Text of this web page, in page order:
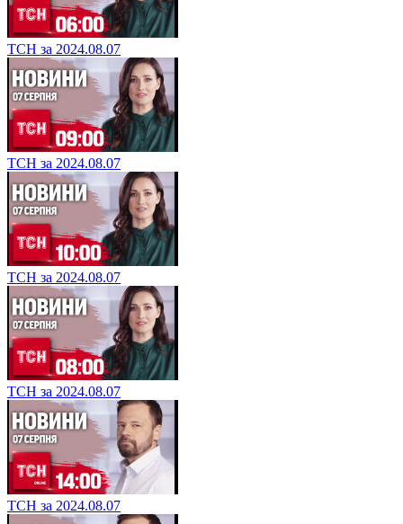
ТСН за 2024.08.07
ТСН за 2024.08.07
ТСН за 2024.08.07
ТСН за 2024.08.07
ТСН за 2024.08.07